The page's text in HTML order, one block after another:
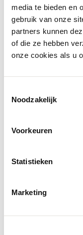
media te bieden en
gebruik van onze
partners kunnen
of die ze hebben
onze cookies als u
Noodzakelijk
Voorkeuren
Statistieken
Marketing
Openingstijden